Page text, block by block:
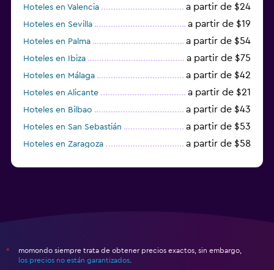
Hoteles en Valencia a partir de $24
Hoteles en Sevilla a partir de $19
Hoteles en Palma a partir de $54
Hoteles en Ibiza a partir de $75
Hoteles en Málaga a partir de $42
Hoteles en Alicante a partir de $21
Hoteles en Bilbao a partir de $43
Hoteles en San Sebastián a partir de $53
Hoteles en Zaragoza a partir de $58
*
momondo siempre trata de obtener precios exactos, sin embargo,
los precios no están garantizados